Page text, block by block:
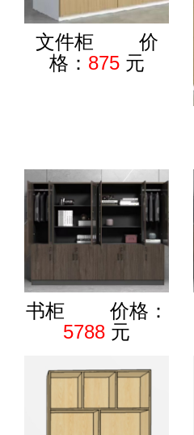
文件柜 价
格： 875元
书柜 价格：
5788 元